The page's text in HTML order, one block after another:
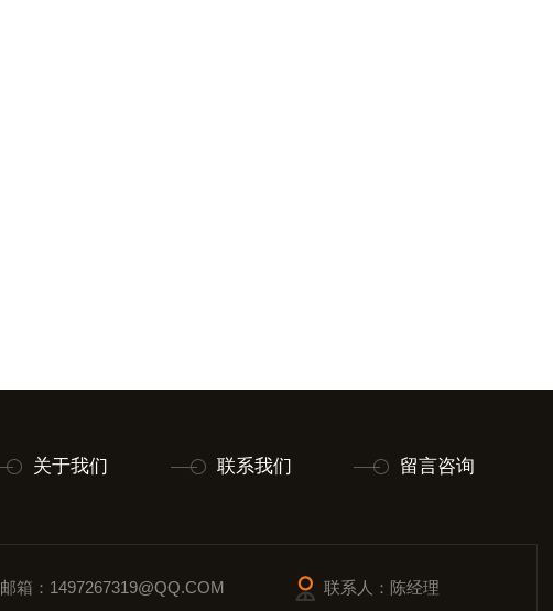
关于我们 联系我们 留言咨询
邮箱：1497267319@QQ.COM 联系人：陈经理